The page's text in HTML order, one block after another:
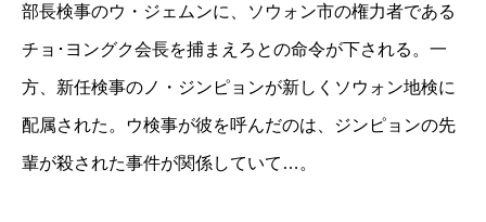
-
r
a
y
個
部長検事のウ・ジェムンに、ソウォン市の権力者である
チョ･ヨングク会長を捕まえろとの命令が下される。一
方、新任検事のノ・ジンピョンが新しくソウォン地検に
配属された。ウ検事が彼を呼んだのは、ジンピョンの先
輩が殺された事件が関係していて…。